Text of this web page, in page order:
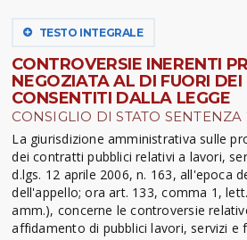
TESTO INTEGRALE
CONTROVERSIE INERENTI
NEGOZIATA AL DI FUORI DEI
CONSENTITI DALLA LEGGE
CONSIGLIO DI STATO SENTENZA
La giurisdizione amministrativa sulle
dei contratti pubblici relativi a lavori,
d.lgs. 12 aprile 2006, n. 163, all'epoca
dell'appello; ora art. 133, comma 1,
amm.), concerne le controversie
affidamento di pubblici lavori, servizi e